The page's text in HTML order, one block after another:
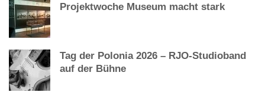
Projektwoche Museum macht stark
Tag der Polonia 2026 – RJO-Studioband
auf der Bühne